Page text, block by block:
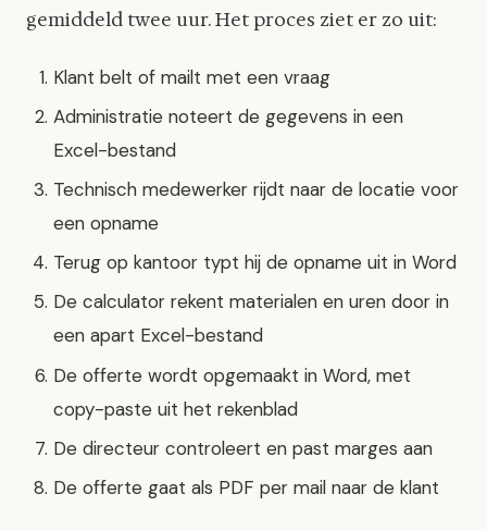
gemiddeld twee uur. Het proces ziet er zo uit:
Klant belt of mailt met een vraag
Administratie noteert de gegevens in een
Excel-bestand
Technisch medewerker rijdt naar de locatie voor
een opname
Terug op kantoor typt hij de opname uit in Word
De calculator rekent materialen en uren door in
een apart Excel-bestand
De offerte wordt opgemaakt in Word, met
copy-paste uit het rekenblad
De directeur controleert en past marges aan
De offerte gaat als PDF per mail naar de klant